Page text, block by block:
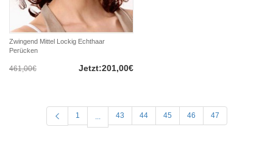
Zwingend Mittel Lockig Echthaar
Perücken
461,00€ Jetzt:201,00€
1 43 44 45 46 47